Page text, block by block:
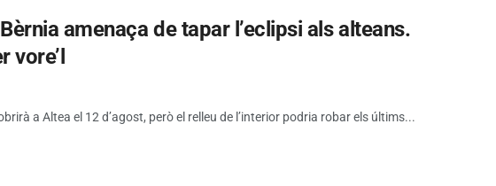
amenaça de tapar l’eclipsi als alteans.
vore’l
a Altea el 12 d’agost, però el relleu de l’interior podria robar els últims...